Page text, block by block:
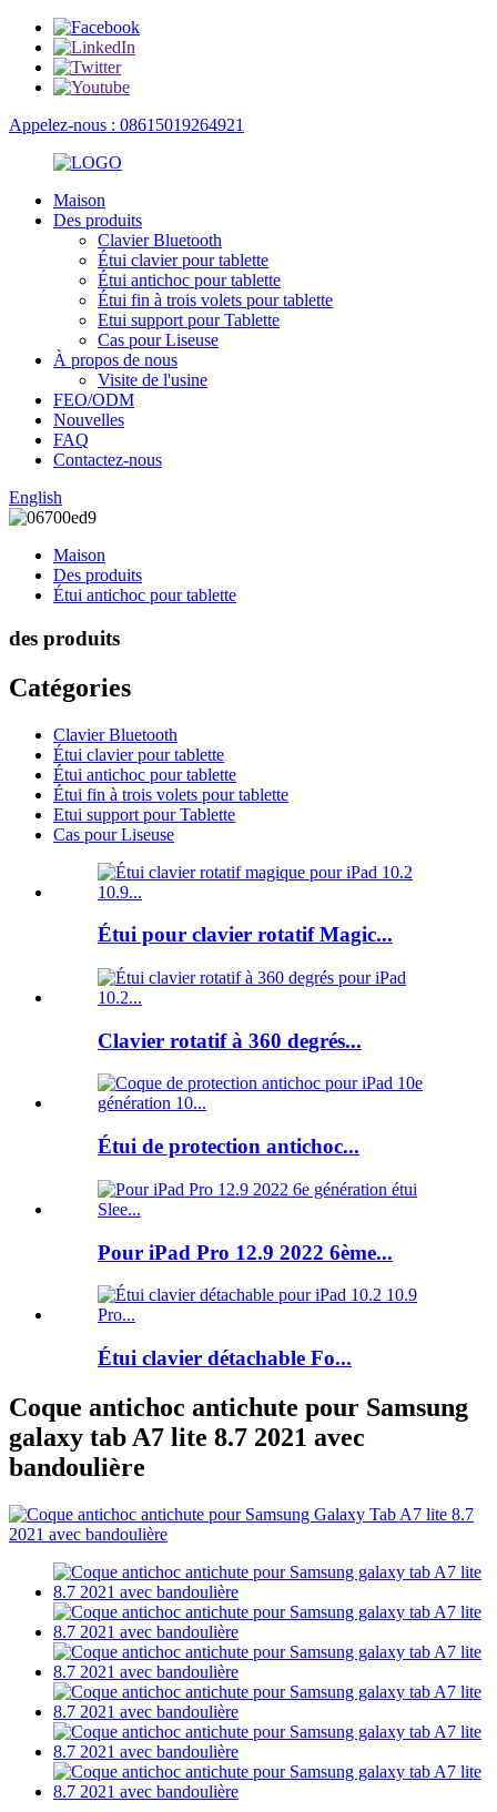
Appelez-nous : 08615019264921
Maison
Des produits
Clavier Bluetooth
Étui clavier pour tablette
Étui antichoc pour tablette
Étui fin à trois volets pour tablette
Etui support pour Tablette
Cas pour Liseuse
À propos de nous
Visite de l'usine
FEO/ODM
Nouvelles
FAQ
Contactez-nous
English
Maison
Des produits
Étui antichoc pour tablette
des produits
Catégories
Clavier Bluetooth
Étui clavier pour tablette
Étui antichoc pour tablette
Étui fin à trois volets pour tablette
Etui support pour Tablette
Cas pour Liseuse
Étui pour clavier rotatif Magic...
Clavier rotatif à 360 degrés...
Étui de protection antichoc...
Pour iPad Pro 12.9 2022 6ème...
Étui clavier détachable Fo...
Coque antichoc antichute pour Samsung
galaxy tab A7 lite 8.7 2021 avec
bandoulière